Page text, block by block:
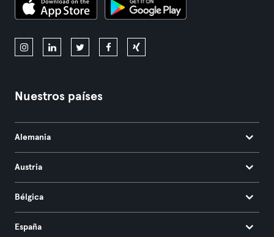
Nuestros países
Alemania
Austria
Bélgica
España